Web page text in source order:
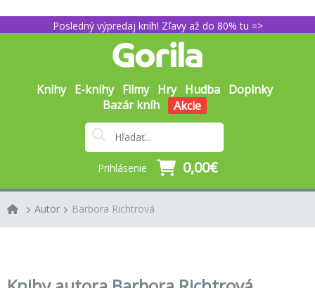
Posledný výpredaj kníh! Zľavy až do 80% tu =>
Knihy E-knihy Filmy Hry Hudba Doplnky
Bazár kníh
Akcie
Prihlásenie 0,00€
Autor Barbora Richtrová